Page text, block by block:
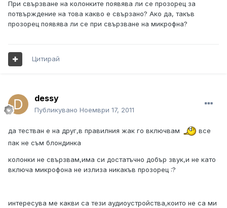
При свързване на колонките появява ли се прозорец за
потвърждение на това какво е свързано? Ако да, такъв
прозорец появява ли се при свързване на микрофна?
Цитирай
dessy
Публикувано Ноември 17, 2011
да тестван е на друг,в правилния жак го включвам
все
пак не съм блондинка
колонки не свързвам,има си достатъчно добър звук,и не като
включа микрофона не излиза никакъв прозорец :?
интересува ме какви са тези аудиоустройства,които не са ми